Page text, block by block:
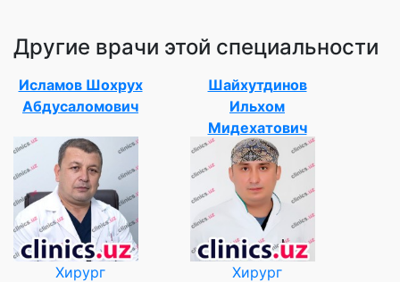
Другие врачи этой специальности
Исламов Шохрух
Абдусаломович
Хирург
Шайхутдинов
Ильхом
Мидехатович
Хирург